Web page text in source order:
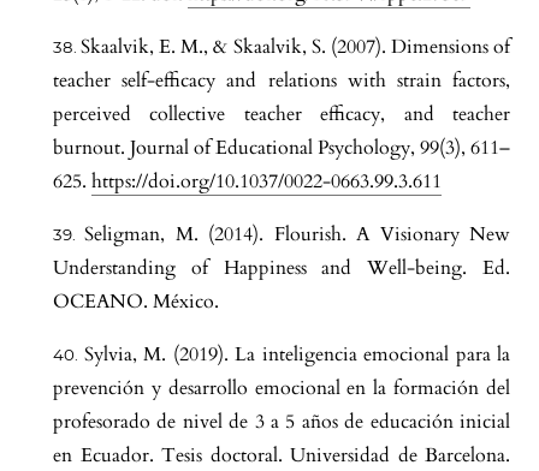
Skaalvik, E. M., & Skaalvik, S. (2007). Dimensions of
teacher self-efficacy and relations with strain factors,
perceived collective teacher efficacy, and teacher
burnout. Journal of Educational Psychology, 99(3), 611–
625. https://doi.org/10.1037/0022-0663.99.3.611
Seligman, M. (2014). Flourish. A Visionary New
Understanding of Happiness and Well-being. Ed.
OCEANO. México.
Sylvia, M. (2019). La inteligencia emocional para la
prevención y desarrollo emocional en la formación del
profesorado de nivel de 3 a 5 años de educación inicial
en Ecuador. Tesis doctoral. Universidad de Barcelona.